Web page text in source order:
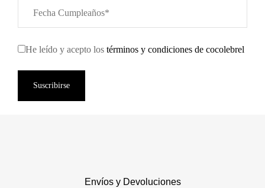
He leído y acepto los términos y condiciones de cocolebrel
Suscribirse
Envíos y Devoluciones